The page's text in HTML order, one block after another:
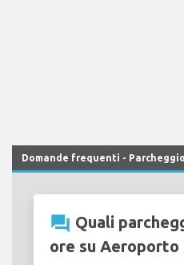
Domande frequenti -
question_answer Quali
ore su Aeroporto